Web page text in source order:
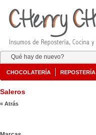
Qué hay de nuevo?
CHOCOLATERÍA REPOSTERÍA
Saleros
« Atrás